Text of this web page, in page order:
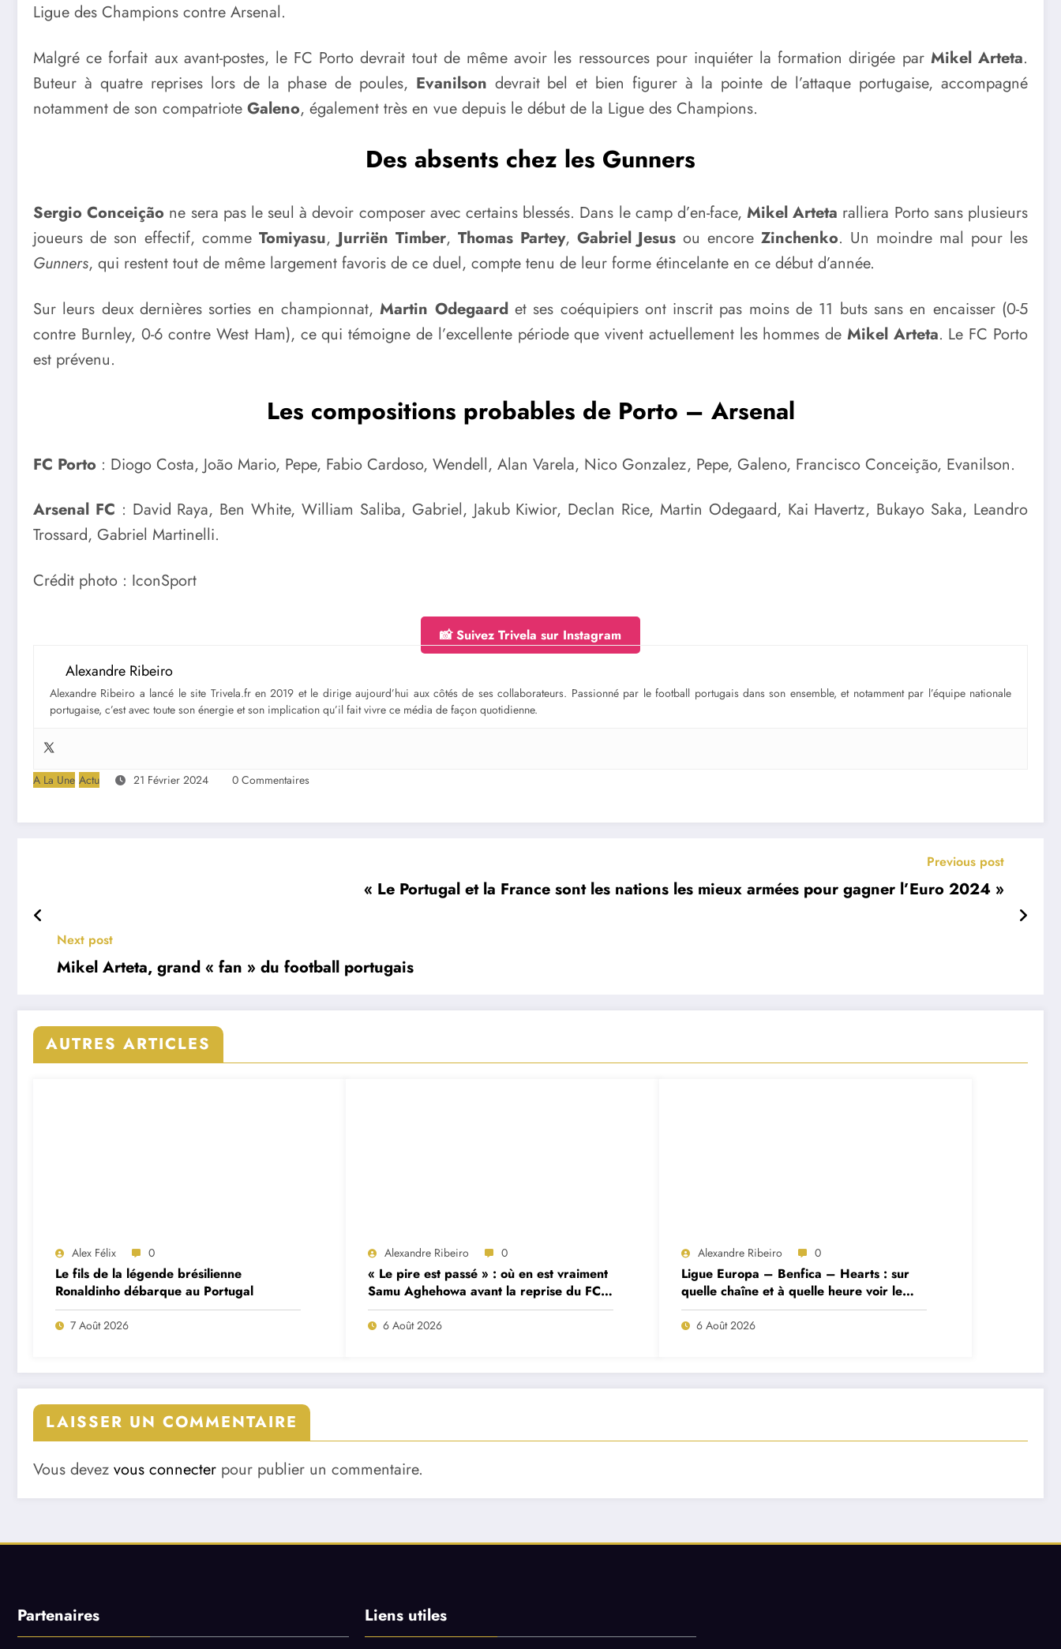
Ligue des Champions contre Arsenal.
Malgré ce forfait aux avant-postes, le FC Porto devrait tout de même avoir les ressources pour inquiéter la formation dirigée par Mikel Arteta.
Buteur à quatre reprises lors de la phase de poules, Evanilson devrait bel et bien figurer à la pointe de l’attaque portugaise, accompagné
notamment de son compatriote Galeno, également très en vue depuis le début de la Ligue des Champions.
Des absents chez les Gunners
Sergio Conceição ne sera pas le seul à devoir composer avec certains blessés. Dans le camp d’en-face,Mikel Arteta ralliera Porto sans plusieurs
joueurs de son effectif, comme Tomiyasu,Jurriën Timber, Thomas Partey, Gabriel Jesus ou encoreZinchenko. Un moindre mal pour les
Gunners, qui restent tout de même largement favoris de ce duel, compte tenu de leur forme étincelante en ce début d’année.
Sur leurs deux dernières sorties en championnat,Martin Odegaardet ses coéquipiers ont inscrit pas moins de 11 buts sans en encaisser (0-5
contre Burnley, 0-6 contre West Ham), ce qui témoigne de l’excellente période que vivent actuellement les hommes de Mikel Arteta. Le FC Porto
est prévenu.
Les compositions probables de Porto – Arsenal
FC Porto : Diogo Costa, João Mario, Pepe, Fabio Cardoso, Wendell, Alan Varela, Nico Gonzalez, Pepe, Galeno, Francisco Conceição, Evanilson.
Arsenal FC : David Raya, Ben White, William Saliba, Gabriel, Jakub Kiwior, Declan Rice, Martin Odegaard, Kai Havertz, Bukayo Saka, Leandro
Trossard, Gabriel Martinelli.
Crédit photo : IconSport
📸 Suivez Trivela sur Instagram
Alexandre Ribeiro
Alexandre Ribeiro a lancé le site Trivela.fr en 2019 et le dirige aujourd’hui aux côtés de ses collaborateurs. Passionné par le football portugais dans son ensemble, et notamment par l’équipe nationale
portugaise, c’est avec toute son énergie et son implication qu’il fait vivre ce média de façon quotidienne.
A La Une Actu 21 Février 2024 0 Commentaires
Previous post
« Le Portugal et la France sont les nations les mieux armées pour gagner l’Euro 2024 »
Next post
Mikel Arteta, grand « fan » du football portugais
AUTRES ARTICLES
Alex Félix 0
Le fils de la légende brésilienne
Ronaldinho débarque au Portugal
7 Août 2026
Alexandre Ribeiro 0
« Le pire est passé » : où en est vraiment
Samu Aghehowa avant la reprise du FC
Porto ?
6 Août 2026
Alexandre Ribeiro 0
Ligue Europa – Benfica – Hearts : sur
quelle chaîne et à quelle heure voir le
match ?
6 Août 2026
LAISSER UN COMMENTAIRE
Vous devez vous connecter pour publier un commentaire.
Partenaires Liens utiles